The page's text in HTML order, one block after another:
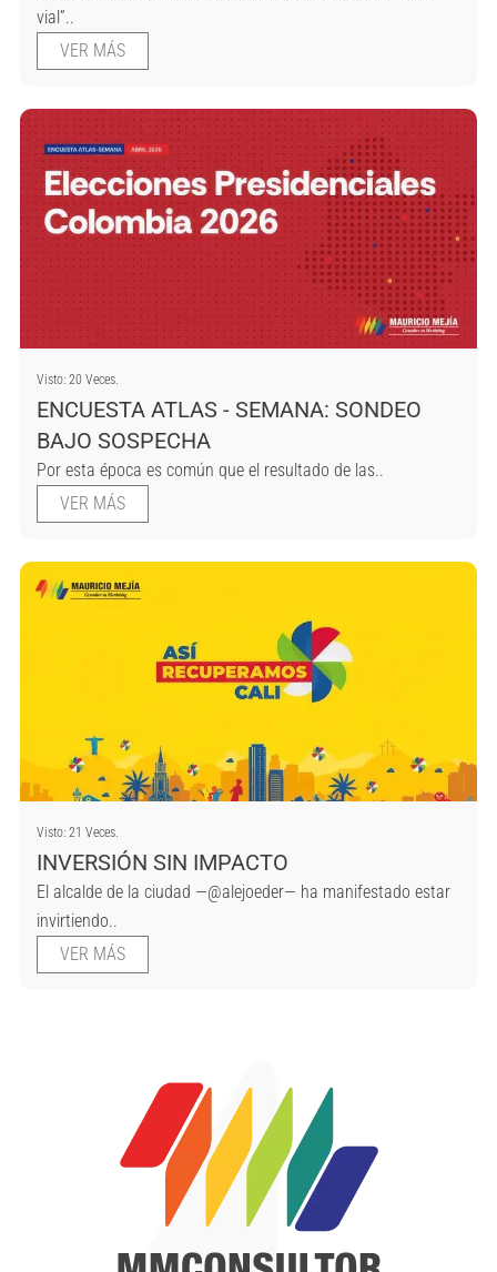
vial”..
VER MÁS
Visto: 20 Veces.
ENCUESTA ATLAS - SEMANA: SONDEO
BAJO SOSPECHA
Por esta época es común que el resultado de las..
VER MÁS
Visto: 21 Veces.
INVERSIÓN SIN IMPACTO
El alcalde de la ciudad —@alejoeder— ha manifestado estar
invirtiendo..
VER MÁS